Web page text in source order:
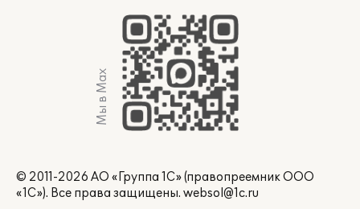
Мы в Max
© 2011-2026 АО «Группа 1С» (правопреемник ООО
«1С»). Все права защищены. websol@1c.ru